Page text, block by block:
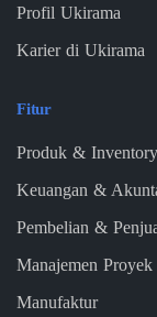
Profil Ukirama
Karier di Ukirama
Fitur
Produk & Inventory
Keuangan &
Pembelian &
Manajemen Proyek
Manufaktur